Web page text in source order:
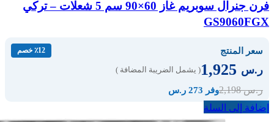
فرن جنرال سوبريم غاز 60×90 سم 5 شعلات – تركي
GS9060FGX
سعر المنتج ٪12 خصم
ر.س ( يشمل الضريبة المضافة )
ر.س2,198 وفر 273 ر.س
إضافة إلى السلة